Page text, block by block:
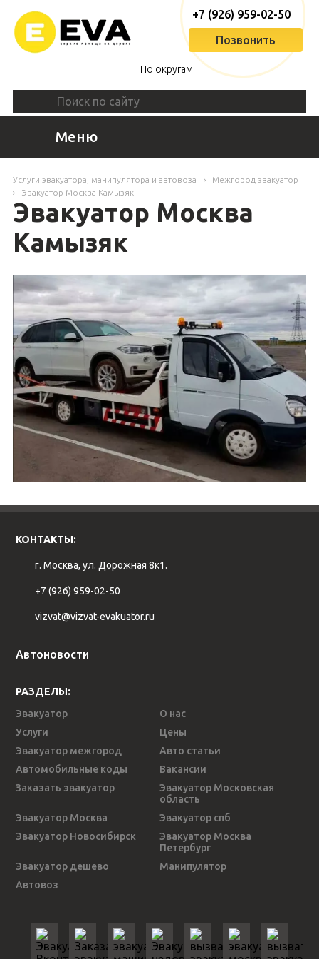
По округам
+7 (926) 959-02-50
Позвонить
Меню
Услуги эвакуатора, манипулятора и автовоза
Межгород эвакуатор
Эвакуатор Москва Камызяк
Эвакуатор Москва
Камызяк
КОНТАКТЫ:
г. Москва, ул. Дорожная 8к1.
+7 (926) 959-02-50
vizvat@vizvat-evakuator.ru
Автоновости
РАЗДЕЛЫ:
Эвакуатор
О нас
Услуги
Цены
Эвакуатор межгород
Авто статьи
Автомобильные коды
Вакансии
Заказать эвакуатор
Эвакуатор Московская
область
Эвакуатор Москва
Эвакуатор спб
Эвакуатор Новосибирск
Эвакуатор Москва
Петербург
Эвакуатор дешево
Манипулятор
Автовоз